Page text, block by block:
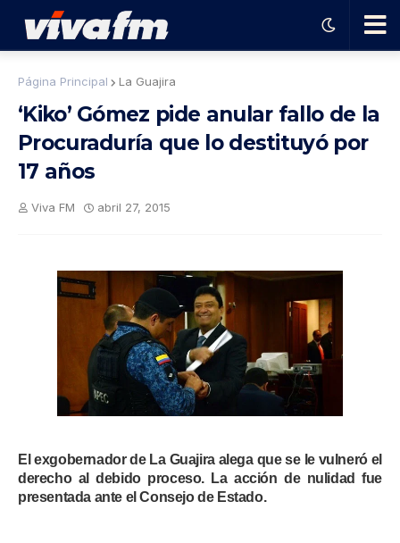
Ha
el
pro
gra
ma
Página Principal La Guajira
‘Kiko’ Gómez pide anular fallo de la
Procuraduría que lo destituyó por
17 años
Viva FM abril 27, 2015
El exgobernador de La Guajira alega que se le vulneró el
derecho al debido proceso. La acción de nulidad fue
presentada ante el Consejo de Estado.